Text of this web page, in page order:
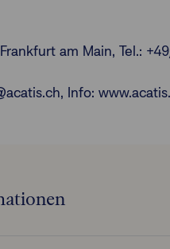
am Main, Tel.:
Info: